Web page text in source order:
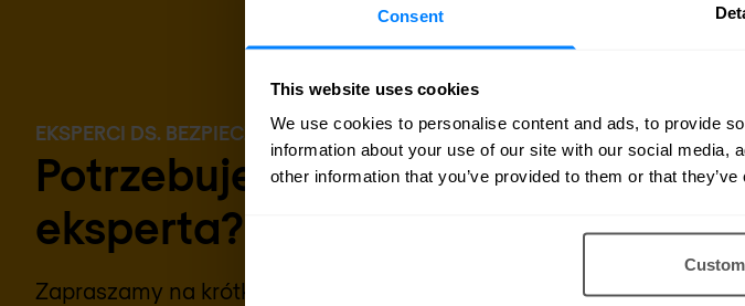
Consent
This website uses cookies
We use cookies to personalise content and ads, to provide
information about your use of our site with our social
other information that you’ve provided to them or that
EKSPERCI DS. BEZPIECZEŃSTWA
Potrzebujesz konsultacji
eksperta?
Zapraszamy na krótką rozmowę lub wideokonferencję. Skontaktuj